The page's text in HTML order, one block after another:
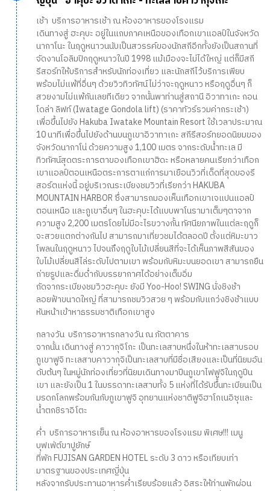
เช้า บริการอาหารเช้า ณ ห้องอาหารของโรงแรม
เดินทางสู่ ฮะคุบะ อยู่ในแถบภาคเหนือของเทือกเขาแอลป์ในจังหวัด
นากาโนะ ในฤดูหนาวนนับเป็นสวรรค์ของนักสกีอีกทั้งยังเป็นสถานที่
จัดงานโอลิมปิกฤดูหนาวในปี 1998 แม้เมืองจะไม่ได้ใหญ่ แต่ก็มีสกี
รีสอร์ทให้บริการสำหรับนักท่องเที่ยว และนักสกีไว้บริการเพียบ
พร้อมไม่แพ้ที่อื่นๆ ด้วยวิวทิวทัศน์ไม่ว่าจะฤดูหนาว หรือฤดูอื่นๆ ก็
สวยงามไม่แพ้กันเลยทีเดียว จากนั้นพาท่านสู่สถานี อิวาทาเกะ กอน
โดล่า ลิฟท์ (Iwatage Gondola lift) (ราคาทัวร์รวมค่ากระเช้า)
เพื่อขึ้นไปยัง Hakuba Iwatake Mountain Resort ใช้เวลาประมาณ
10 นาทีเพื่อขึ้นไปยังด้านบนภูเขาอิวาทาเกะ สกีรีสอร์ทยอดนิยมของ
จังหวัดนากาโน่ ด้วยความสูง 1,100 เมตร จากระดับน้ำทะเล มี
ทิวทัศน์สุดตระการตาของเทือกเขาฮิดะ หรือหลายคนเรียกว่าเทือก
เขาแอลป์ตอนเหนือตระการตาแก่การมาเยือนวิวที่เด็ดที่สุดของรี
สอร์ตแห่งนี้ อยู่บริเวณระเบียงชมวิวที่เรียกว่า HAKUBA
MOUNTAIN HARBOR ซึ่งสามารถมองเห็นเทือกเขาเจแปนแอลป์
ตอนเหนือ และภูเขาอื่นๆ ในฮะคุบะได้แบบพาโนรามาเต็มๆตาจาก
ความสูง 2,200 เมตรโดยไม่มีอะไรขวางกั้น ทัศนียภาพในแต่ละฤดูก็
จะสวยแตกต่างกันไป สามารถมาเที่ยวชมได้ตลอดปี ตั้งแต่หิมะขาว
โพลนในฤดูหนาว ไปจนถึงฤดูใบไม้เปลี่ยนสีที่จะได้เห็นภาพสีสันของ
ใบไม้เปลี่ยนสีไล่ระดับไปตามเขา พร้อมกับหิมะบนยอดเขา สามารถยืน
ถ่ายรูปและดื่มด่ำกับบรรยากาศได้อย่างเต็มอิ่ม
ถัดจากระเบียงชมวิวฮะคุบะ ยังมี Yoo-Hoo! SWING นั่งชิงช้า
ลอยฟ้าขนาดใหญ่ ที่สามารถชมวิวสวย ๆ พร้อมกับแกว่งชิงช้าแบบ
หันหน้าเข้าหาธรรมชาติเทือกเขาสูง
กลางวัน บริการอาหารกลางวัน ณ ภัตตาคาร
จากนั้น เดินทางสู่ คาวากุจิโกะ เป็นทะเลสาบหนึ่งในห้าทะเลสาบรอบ
ภูเขาฟูจิ ทะเลสาบคาวากุจิเป็นทะเลสาบที่มีชื่อเสียงและเป็นที่นิยมอัน
ดับต้นๆ ในหมู่นักท่องเที่ยวที่นิยมเดินทางมาปีนภูเขาไฟฟูจิในฤดูปีน
เขา และยังเป็น 1 ในบรรดาทะเลสาบทั้ง 5 แห่งที่ได้รับขึ้นทะเบียนเป็น
มรดกโลกพร้อมกันกับภูเขาฟูจิ อุทยานแห่งชาติฟูจิฮาโกเนอิซุและ
น้ำตกชิราอิโตะ
ค่ำ บริการอาหารเย็น ณ ห้องอาหารของโรงแรม พิเศษ!!! เมนู
บุฟเฟ่ต์ขาปูยักษ์
ที่พัก FUJISAN GARDEN HOTEL ระดับ 3 ดาว หรือเทียบเท่า
มาตรฐานของประเทศญี่ปุ่น
หลังจากรับประทานอาหารค่ำเรียบร้อยแล้ว อิสระให้ท่านพักผ่อน